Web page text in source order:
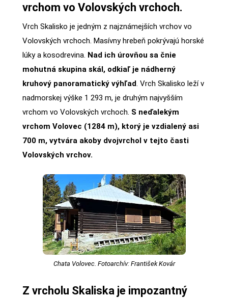
vrchom vo Volovských vrchoch.
Vrch Skalisko je jedným z najznámejších vrchov vo
Volovských vrchoch. Masívny hrebeň pokrývajú horské
lúky a kosodrevina. Nad ich úrovňou sa čnie
mohutná skupina skál, odkiaľ je nádherný
kruhový panoramatický výhľad. Vrch Skalisko leží v
nadmorskej výške 1 293 m, je druhým najvyšším
vrchom vo Volovských vrchoch. S neďalekým
vrchom Volovec (1284 m), ktorý je vzdialený asi
700 m, vytvára akoby dvojvrchol v tejto časti
Volovských vrchov.
Chata Volovec. Fotoarchív: František Kovár
Z vrcholu Skaliska je impozantný